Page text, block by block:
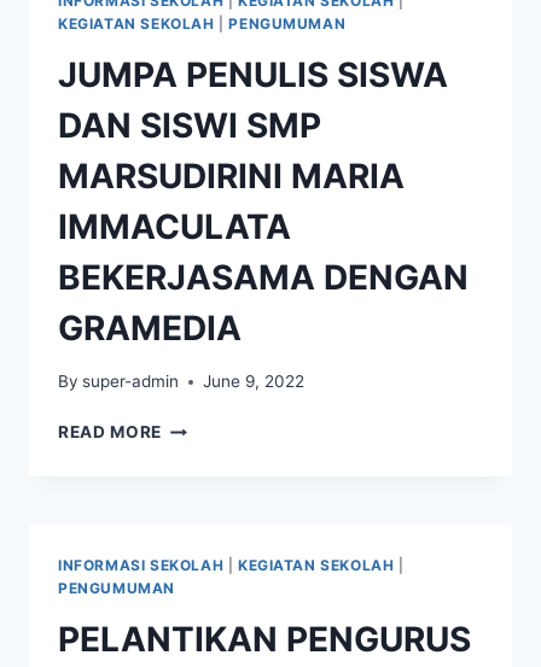
AJARAN
2022
KEGIATAN SEKOLAH
|PENGUMUMAN
JUMPA PENULIS SISWA
DAN SISWI SMP
MARSUDIRINI MARIA
IMMACULATA
BEKERJASAMA DENGAN
GRAMEDIA
By super-admin June 9, 2022
READ MORE JUMPA
MARSUDIRINI
IMMACULATA
BEKERJASAMA
INFORMASI SEKOLAH KEGIATAN SEKOLAH
PENGUMUMAN
PELANTIKAN PENGURUS